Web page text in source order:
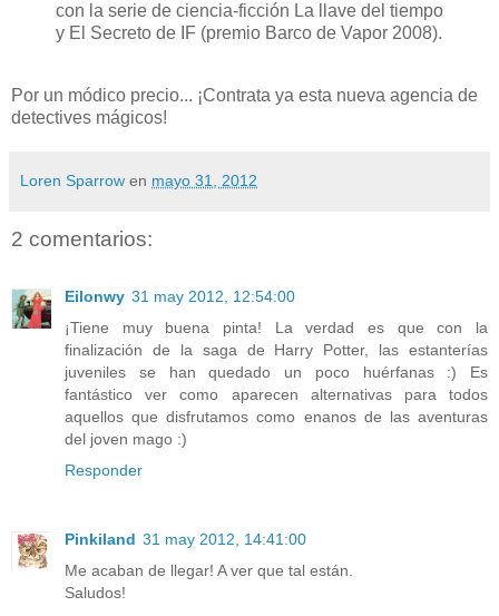
con la serie de ciencia-ficción La llave del tiempo
y El Secreto de IF (premio Barco de Vapor 2008).
Por un módico precio... ¡Contrata ya esta nueva agencia de
detectives mágicos!
Loren Sparrow en mayo 31, 2012
2 comentarios:
Eilonwy 31 may 2012, 12:54:00
¡Tiene muy buena pinta! La verdad es que con la
finalización de la saga de Harry Potter, las estanterías
juveniles se han quedado un poco huérfanas :) Es
fantástico ver como aparecen alternativas para todos
aquellos que disfrutamos como enanos de las aventuras
del joven mago :)
Responder
Pinkiland 31 may 2012, 14:41:00
Me acaban de llegar! A ver que tal están.
Saludos!